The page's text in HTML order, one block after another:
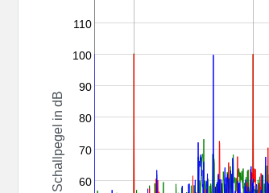
Schallpegel in dB 60
70
80
90
100
110